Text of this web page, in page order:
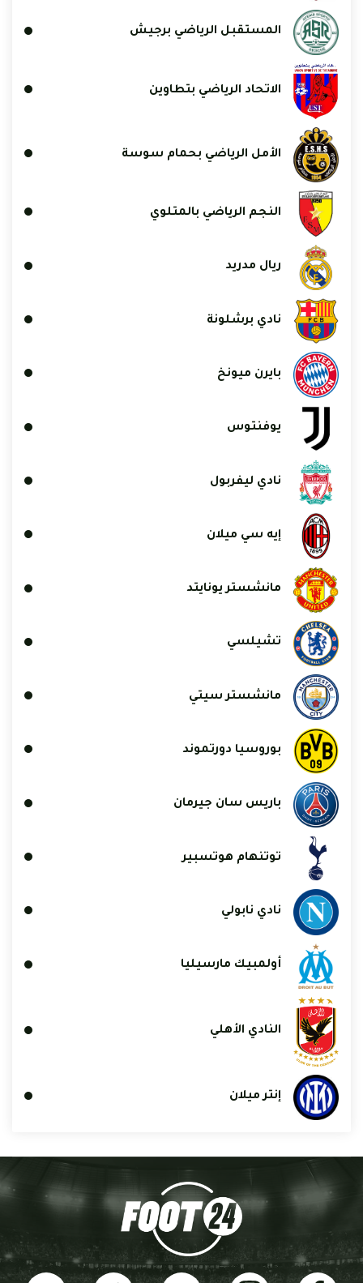
المستقبل الرياضي برجيش
الاتحاد الرياضي بتطاوين
الأمل الرياضي بحمام سوسة
النجم الرياضي بالمتلوي
ريال مدريد
نادي برشلونة
بايرن ميونخ
يوفنتوس
نادي ليفربول
إيه سي ميلان
مانشستر يونايتد
تشيلسي
مانشستر سيتي
بوروسيا دورتموند
باريس سان جيرمان
توتنهام هوتسبير
نادي نابولي
أولمبيك مارسيليا
النادي الأهلي
إنتر ميلان